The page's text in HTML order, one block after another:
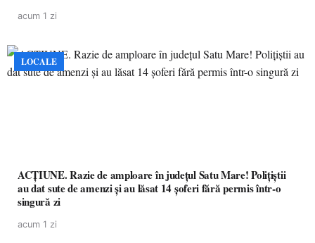
acum 1 zi
LOCALE
ACȚIUNE. Razie de amploare în județul Satu Mare! Polițiștii
au dat sute de amenzi și au lăsat 14 șoferi fără permis într-o
singură zi
acum 1 zi